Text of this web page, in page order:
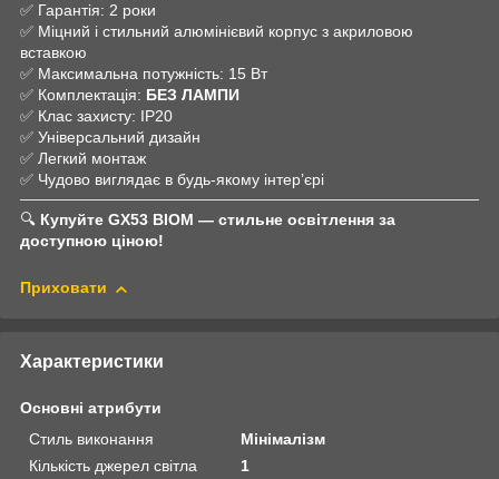
✅ Гарантія: 2 роки
✅ Міцний і стильний алюмінієвий корпус з акриловою
вставкою
✅ Максимальна потужність: 15 Вт
✅ Комплектація: БЕЗ ЛАМПИ
✅ Клас захисту: IP20
✅ Універсальний дизайн
✅ Легкий монтаж
✅ Чудово виглядає в будь-якому інтер’єрі
🔍 Купуйте GX53 BIOM — стильне освітлення за
доступною ціною!
Приховати
Характеристики
Основні атрибути
Стиль виконання
Мінімалізм
Кількість джерел світла
1